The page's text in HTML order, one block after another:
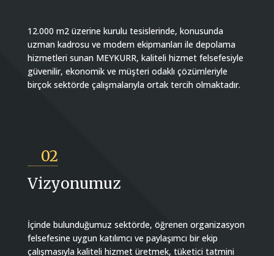
12.000 m2 üzerine kurulu tesislerinde, konusunda
uzman kadrosu ve modern ekipmanları ile depolama
hizmetleri sunan MEYKURR, kaliteli hizmet felsefesiyle
güvenilir, ekonomik ve müşteri odaklı çözümleriyle
birçok sektörde çalışmalarıyla ortak tercih olmaktadır.
02
Vizyonumuz
İçinde bulunduğumuz sektörde, öğrenen organizasyon
felsefesine uygun katılımcı ve paylaşımcı bir ekip
çalışmasıyla kaliteli hizmet üretmek, tüketici tatmini